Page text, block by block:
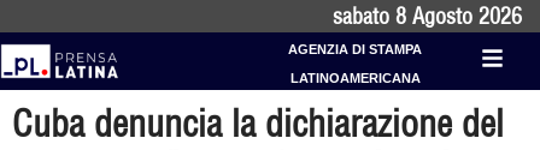
sabato 8 Agosto 2026
AGENZIA DI STAMPA
LATINOAMERICANA
Cuba denuncia la dichiarazione del